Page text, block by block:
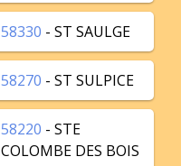
58330 - ST SAULGE
58270 - ST SULPICE
58220 - STE
COLOMBE DES BOIS